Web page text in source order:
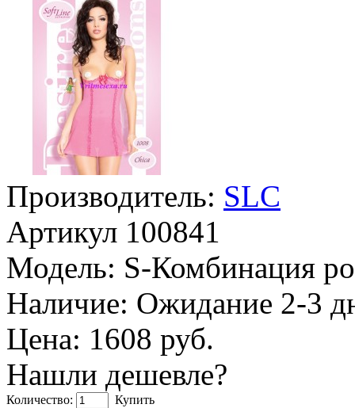
Производитель: SLC
Артикул 100841
Модель: S-Комбинация
Наличие: Ожидание 2-3
Цена: 1608 руб.
Нашли дешевле?
Количество: Купить